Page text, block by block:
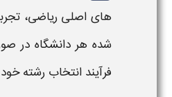
های اصلی ریاضی،
شده هردانشگاهدر
فرآیند انتخاب رشتهخود